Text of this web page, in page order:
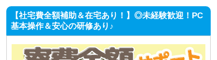
【社宅費全額補助＆在宅あり！】◎未経験歓迎！PC
基本操作＆安心の研修あり♪